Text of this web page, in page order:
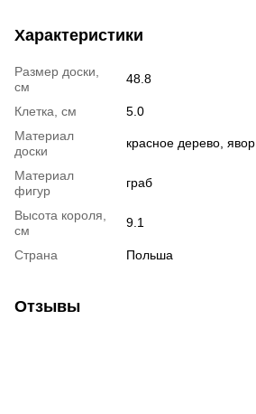
Характеристики
Размер доски,
см
48.8
Клетка, см
5.0
Материал
доски
красное дерево, явор
Материал
фигур
граб
Высота короля,
см
9.1
Страна Польша
Отзывы